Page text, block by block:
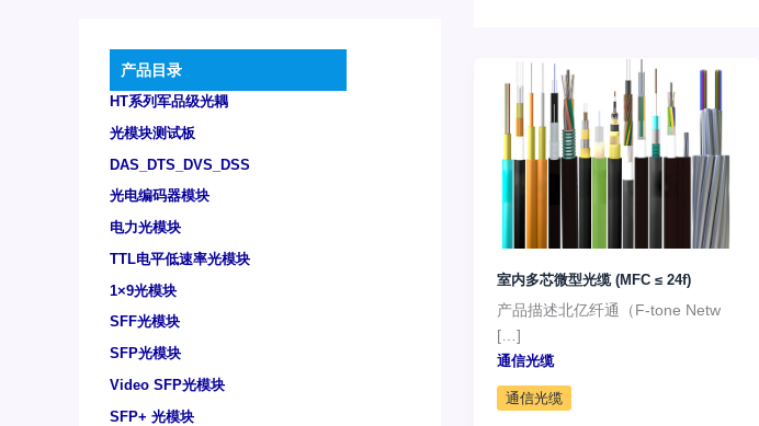
产品目录
HT系列军品级光耦
光模块测试板
DAS_DTS_DVS_DSS
光电编码器模块
电力光模块
TTL电平低速率光模块
1×9光模块
SFF光模块
SFP光模块
Video SFP光模块
SFP+ 光模块
室内多芯微型光缆 (MFC ≤ 24f)
产品描述北亿纤通（F-tone Netw
[…]
通信光缆
通信光缆